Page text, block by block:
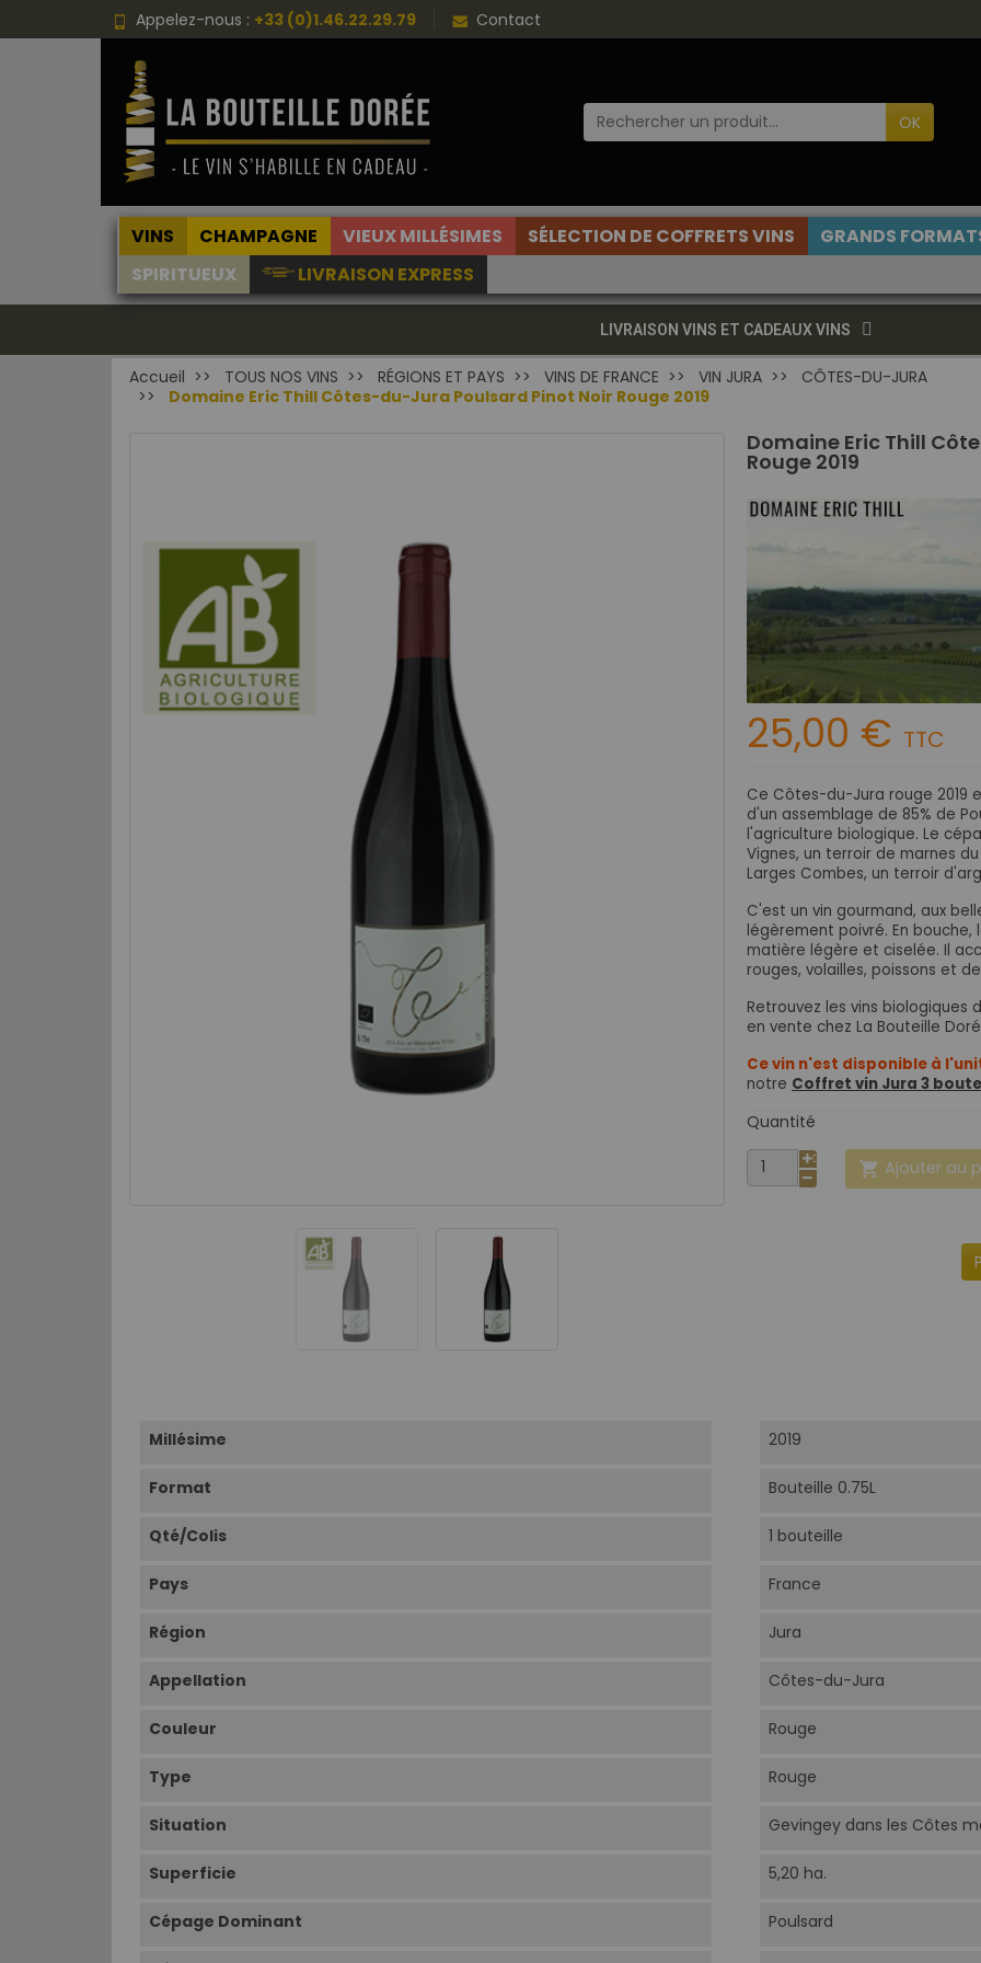
Appelez-nous : +33 (0)1.46.22.29.79 Contact
OK
VINS CHAMPAGNE VIEUX MILLÉSIMES SÉLECTION DE COFFRETS VINS
GRANDS
SPIRITUEUX
LIVRAISON EXPRESS
LIVRAISON VINS ET CADEAUX VINS
Accueil TOUS NOS VINS RÉGIONS ET PAYS VINS DE FRANCE VIN JURA
CÔTES-DU-JURA
Domaine Eric Thill Côtes-du-Jura Poulsard Pinot Noir Rouge 2019
Domaine Eric Thill
Rouge 2019
25,00 € TTC
Ce Côtes-du-Jura rouge 2019
d'un assemblage de 85% de
l'agriculture biologique. Le
Vignes, un terroir de marnes
Larges Combes, un terroir
C'est un vin gourmand, aux
légèrement poivré. En
matière légère et ciselée. Il
rouges, volailles, poissons et
Retrouvez les vins biologiques
en vente chez La Bouteille
Ce vin n'est disponible à
notre Coffret vin Jura 3
Quantité
 Ajouter au
Millésime 2019
Format Bouteille 0.75L
Qté/Colis 1 bouteille
Pays France
Région Jura
Appellation Côtes-du-Jura
Couleur Rouge
Type Rouge
Situation Gevingey dans les Côtes
Superficie 5,20 ha.
Cépage Dominant Poulsard